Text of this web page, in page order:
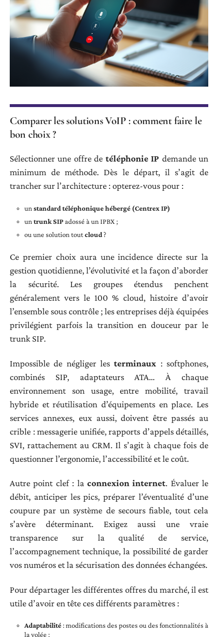
Comparer les solutions VoIP : comment faire le
bon choix ?
Sélectionner une offre de téléphonie IP demande un
minimum de méthode. Dès le départ, il s’agit de
trancher sur l’architecture : opterez-vous pour :
un standard téléphonique hébergé (Centrex IP)
un trunk SIP adossé à un IPBX ;
ou une solution toutcloud?
Ce premier choix aura une incidence directe sur la
gestion quotidienne, l’évolutivité et la façon d’aborder
la sécurité. Les groupes étendus penchent
généralement vers le 100 % cloud, histoire d’avoir
l’ensemble sous contrôle ; les entreprises déjà équipées
privilégient parfois la transition en douceur par le
trunk SIP.
Impossible de négliger lesterminaux : softphones,
combinés SIP, adaptateurs ATA… À chaque
environnement son usage, entre mobilité, travail
hybride et réutilisation d’équipements en place. Les
services annexes, eux aussi, doivent être passés au
crible : messagerie unifiée, rapports d’appels détaillés,
SVI, rattachement au CRM. Il s’agit à chaque fois de
questionner l’ergonomie, l’accessibilité et le coût.
Autre point clef : la connexion internet. Évaluer le
débit, anticiper les pics, préparer l’éventualité d’une
coupure par un système de secours fiable, tout cela
s’avère déterminant. Exigez aussi une vraie
transparence sur la qualité de service,
l’accompagnement technique, la possibilité de garder
vos numéros et la sécurisation des données échangées.
Pour départager les différentes offres du marché, il est
utile d’avoir en tête ces différents paramètres :
Adaptabilité: modifications des postes ou des fonctionnalités à
la volée ;